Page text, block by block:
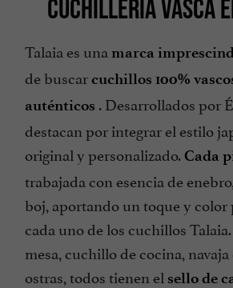
CUCHILLERÍA VASCA
Talaia es una marca
de buscarcuchillos 100%
auténticos . Desarrollados por
destacan por integrar el estilo
original y personalizado.Cada
trabajada con esencia de
boj, aportando un toque y color
cada uno de los cuchillos
mesa, cuchillo de cocina,
ostras, todos tienen el sello de